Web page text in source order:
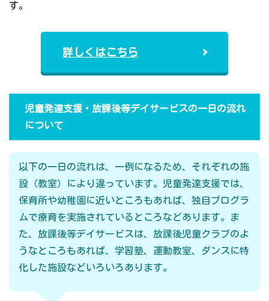
す。
詳しくはこちら
児童発達支援・放課後等デイサービスの一日の流れ
について
以下の一日の流れは、一例になるため、それぞれの施
設（教室）により違っています。児童発達支援では、
保育所や幼稚園に近いところもあれば、独自プログラ
ムで療育を実施されているところなどあります。ま
た、放課後等デイサービスは、放課後児童クラブのよ
うなところもあれば、学習塾、運動教室、ダンスに特
化した施設などいろいろあります。